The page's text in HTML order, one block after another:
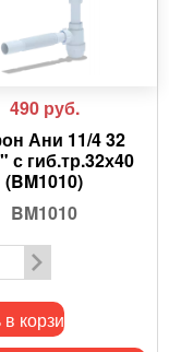
490 руб.
Ани 11/4 32
гиб.тр.32х40
(BM1010)
BM1010
корзину